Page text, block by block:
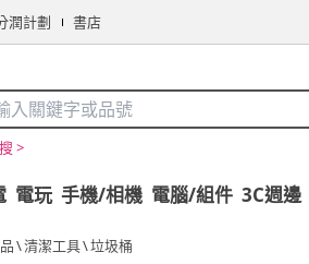
潤計劃 書店
>
電玩 手機/相機 電腦/組件 3C週邊
\清潔工具\垃圾桶